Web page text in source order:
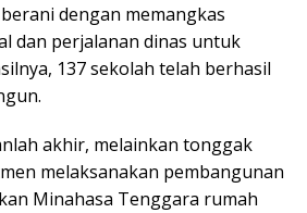
dengan memangkas
dan perjalanan dinas untuk
137 sekolah telah berhasil
akhir, melainkan tonggak
melaksanakan pembangunan
Minahasa Tenggara rumah